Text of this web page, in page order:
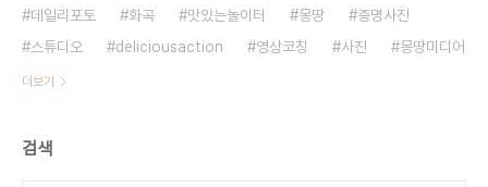
데일리포토
화곡 맛있는놀이터 몽땅
증명사진
스튜디오
deliciousaction 영상코칭 사진 몽땅미디어
더보기
검색